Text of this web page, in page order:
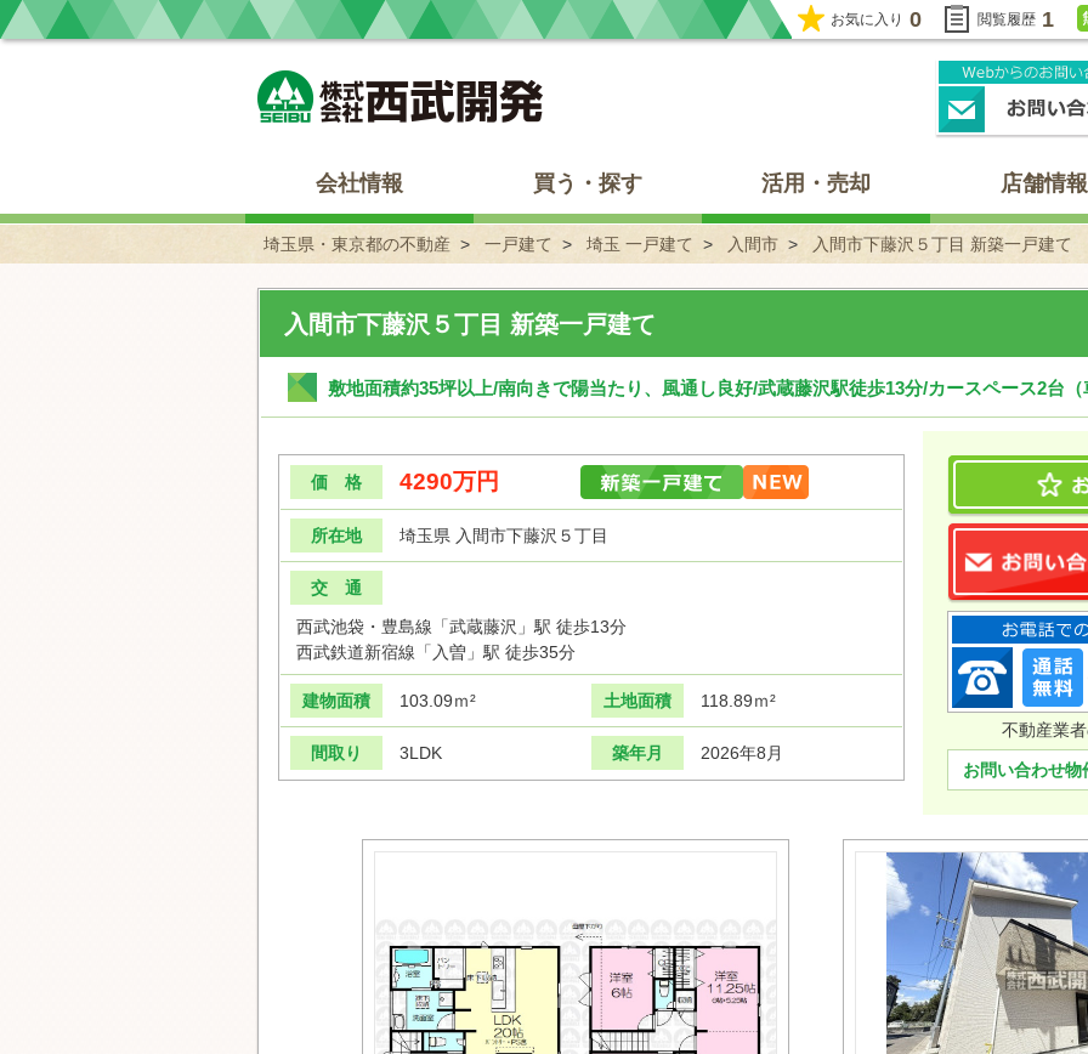
お気に入り 0 閲覧履歴 1
会社情報 買う・探す 活用・売却 店舗情報
埼玉県・東京都の不動産 一戸建て 埼玉 一戸建て 入間市 入間市下藤沢５丁目 新築一戸建て
入間市下藤沢５丁目 新築一戸建て
敷地面積約35坪以上/南向きで陽当たり、風通し良好/武蔵藤沢駅徒歩13分/カースペース2台
価 格 4290万円
所在地 埼玉県 入間市下藤沢５丁目
交 通
西武池袋・豊島線「武蔵藤沢」駅 徒歩13分
西武鉄道新宿線「入曽」駅 徒歩35分
建物面積 103.09ｍ² 土地面積 118.89ｍ²
間取り 3LDK 築年月 2026年8月
不動産業
お問い合わせ物